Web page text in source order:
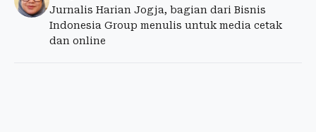
Jurnalis Harian Jogja, bagian dari Bisnis
Indonesia Group menulis untuk media cetak
dan online